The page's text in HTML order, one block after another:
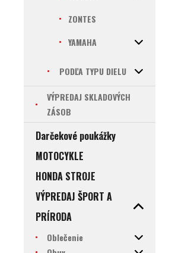
ZONTES
YAMAHA
PODĽA TYPU DIELU
VÝPREDAJ SKLADOVÝCH
ZÁSOB
Darčekové poukážky
MOTOCYKLE
HONDA STROJE
VÝPREDAJ ŠPORT A
PRÍRODA
Oblečenie